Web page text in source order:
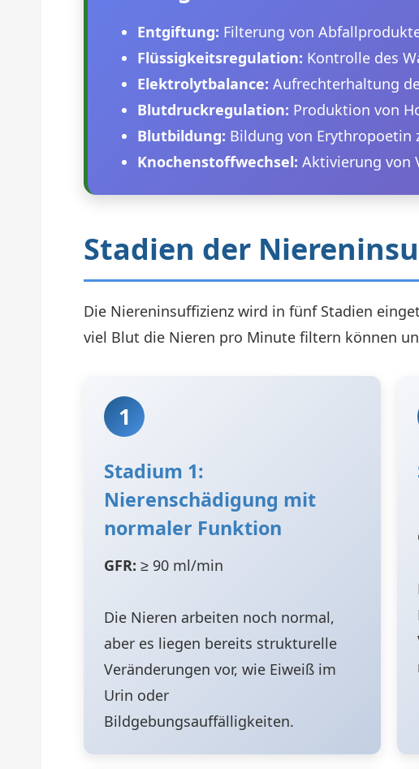
Entgiftung: Filterung von
Flüssigkeitsregulation: Kontrolle des
Elektrolytbalance: Aufrechterhaltung
Blutdruckregulation: Produktion von
Blutbildung: Bildung von
Knochenstoffwechsel: Aktivierung von
Stadien der
Die Niereninsuffizienz wird in fünf Stadien
viel Blut die Nieren pro Minute filtern können
1
Stadium 1:
Nierenschädigung mit
normaler Funktion
GFR: ≥ 90 ml/min
Die Nieren arbeiten noch normal,
aber es liegen bereits strukturelle
Veränderungen vor, wie Eiweiß im
Urin oder
Bildgebungsauffälligkeiten.